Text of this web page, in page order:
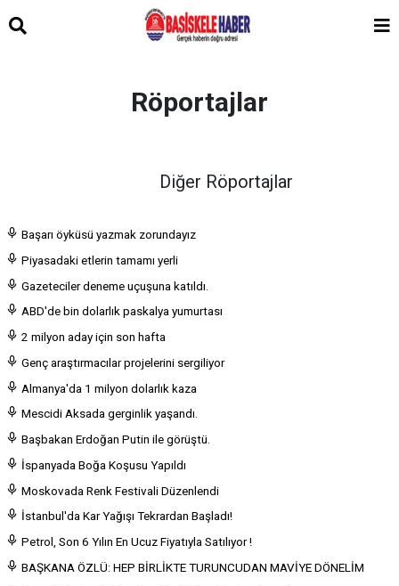
Röportajlar
Diğer Röportajlar
Başarı öyküsü yazmak zorundayız
Piyasadaki etlerin tamamı yerli
Gazeteciler deneme uçuşuna katıldı.
ABD'de bin dolarlık paskalya yumurtası
2 milyon aday için son hafta
Genç araştırmacılar projelerini sergiliyor
Almanya'da 1 milyon dolarlık kaza
Mescidi Aksada gerginlik yaşandı.
Başbakan Erdoğan Putin ile görüştü.
İspanyada Boğa Koşusu Yapıldı
Moskovada Renk Festivali Düzenlendi
İstanbul'da Kar Yağışı Tekrardan Başladı!
Petrol, Son 6 Yılın En Ucuz Fiyatıyla Satılıyor !
BAŞKANA ÖZLÜ: HEP BİRLİKTE TURUNCUDAN MAVİYE DÖNELİM